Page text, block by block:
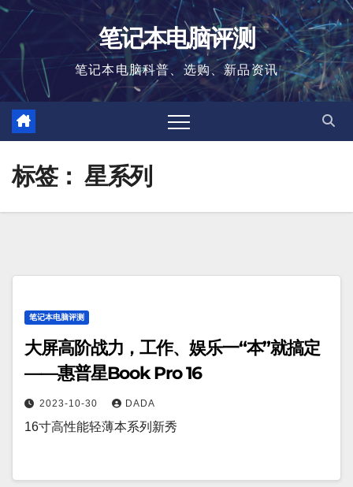
跳
至
笔记本电脑评测
笔记本电脑科普、选购、新品资讯
标签： 星系列
笔记本电脑评测
大屏高阶战力，工作、娱乐一“本”就搞定
——惠普星Book Pro 16
2023-10-30 DADA
16寸高性能轻薄本系列新秀